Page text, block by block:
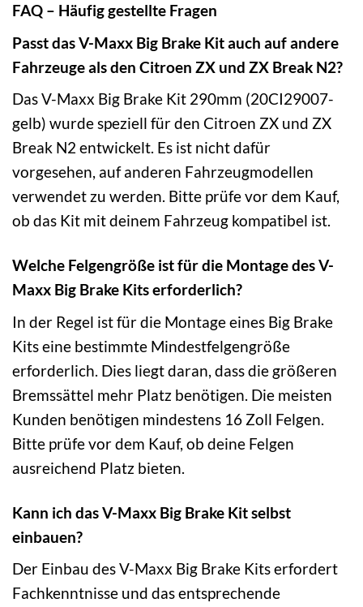
FAQ – Häufig gestellte Fragen
Passt das V-Maxx Big Brake Kit auch auf andere
Fahrzeuge als den Citroen ZX und ZX Break N2?
Das V-Maxx Big Brake Kit 290mm (20CI29007-
gelb) wurde speziell für den Citroen ZX und ZX
Break N2 entwickelt. Es ist nicht dafür
vorgesehen, auf anderen Fahrzeugmodellen
verwendet zu werden. Bitte prüfe vor dem Kauf,
ob das Kit mit deinem Fahrzeug kompatibel ist.
Welche Felgengröße ist für die Montage des V-
Maxx Big Brake Kits erforderlich?
In der Regel ist für die Montage eines Big Brake
Kits eine bestimmte Mindestfelgengröße
erforderlich. Dies liegt daran, dass die größeren
Bremssättel mehr Platz benötigen. Die meisten
Kunden benötigen mindestens 16 Zoll Felgen.
Bitte prüfe vor dem Kauf, ob deine Felgen
ausreichend Platz bieten.
Kann ich das V-Maxx Big Brake Kit selbst
einbauen?
Der Einbau des V-Maxx Big Brake Kits erfordert
Fachkenntnisse und das entsprechende